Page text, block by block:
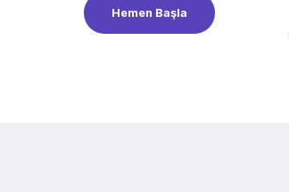
Hemen Başla